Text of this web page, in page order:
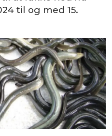
til og med 15.